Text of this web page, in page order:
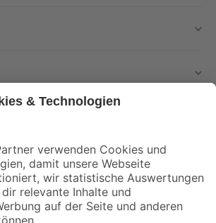
Angebote und Aktionen mehr verpassen!